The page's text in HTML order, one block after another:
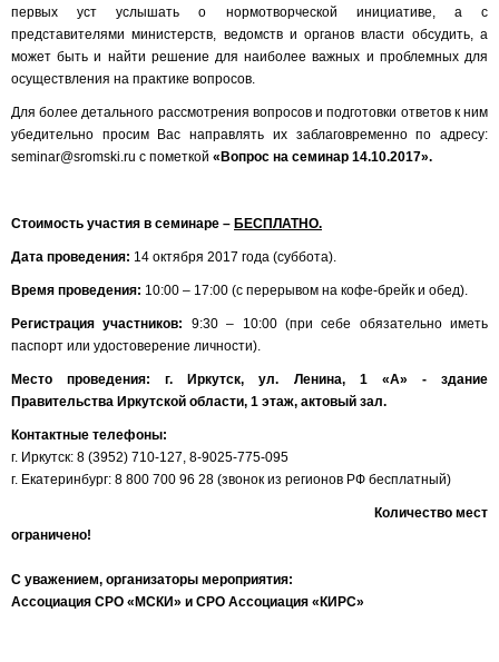
первых уст услышать о нормотворческой инициативе, а с
представителями министерств, ведомств и органов власти обсудить, а
может быть и найти решение для наиболее важных и проблемных для
осуществления на практике вопросов.
Для более детального рассмотрения вопросов и подготовки ответов к ним
убедительно просим Вас направлять их заблаговременно по адресу:
seminar@sromski.ru с пометкой «Вопрос на семинар 14.10.2017».
Стоимость участия в семинаре – БЕСПЛАТНО.
Дата проведения: 14 октября 2017 года (суббота).
Время проведения: 10:00 – 17:00 (с перерывом на кофе-брейк и обед).
Регистрация участников: 9:30 – 10:00 (при себе обязательно иметь
паспорт или удостоверение личности).
Место проведения: г. Иркутск, ул. Ленина, 1 «А» - здание
Правительства Иркутской области, 1 этаж, актовый зал.
Контактные телефоны:
г. Иркутск: 8 (3952) 710-127, 8-9025-775-095
г. Екатеринбург: 8 800 700 96 28 (звонок из регионов РФ бесплатный)
Количество мест
ограничено!
С уважением, организаторы мероприятия:
Ассоциация СРО «МСКИ» и СРО Ассоциация «КИРС»